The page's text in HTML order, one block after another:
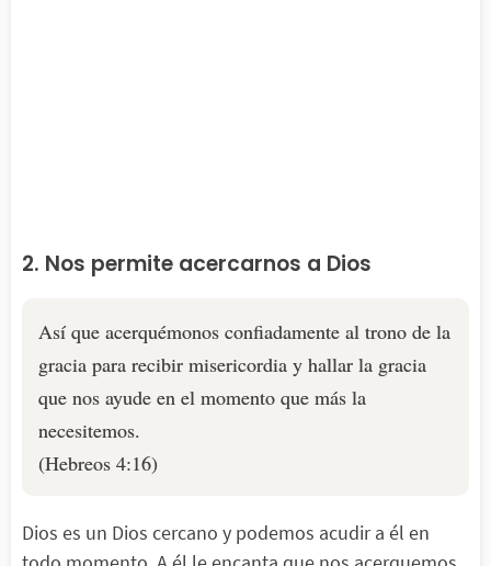
2. Nos permite acercarnos a Dios
Así que acerquémonos confiadamente al trono de la
gracia para recibir misericordia y hallar la gracia
que nos ayude en el momento que más la
necesitemos.
(Hebreos 4:16)
Dios es un Dios cercano y podemos acudir a él en